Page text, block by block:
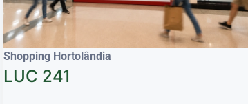
Shopping Hortolândia
LUC 241